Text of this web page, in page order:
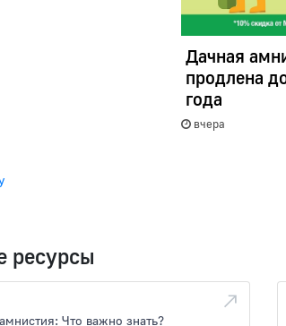
Дачная
продлена
года
вчера
ресурсы
Что важно знать?